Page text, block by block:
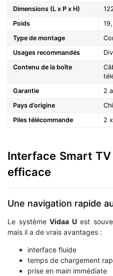
Dimensions (L x P x H)
Poids
Type de montage
Usages recommandés
Contenu de la boîte
Garantie
2
Pays d’origine
Piles télécommande
2
Interface Smart
efficace
Une navigation rapide
Le systèmeVidaa Uest
mais il a de vrais avantages :
interface fluide
temps de chargement
prise en main immédiate